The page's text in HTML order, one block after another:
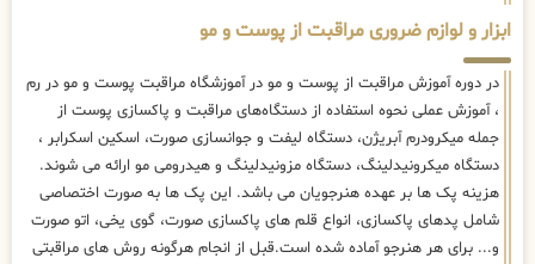
ابزار و لوازم ضروری مراقبت از پوست و مو
در دوره آموزش مراقبت از پوست و مو در آموزشگاه مراقبت پوست و مو در رم
، آموزش عملی نحوه استفاده از دستگاه‌های مراقبت و پاکسازی پوست از
جمله میکرودرم آبریژن، دستگاه لیفت و جوانسازی صورت، اسکین اسکرابر ،
دستگاه میکرونیدلینگ، دستگاه مزونیدلینگ و هیدرومی مو ارائه می شوند.
هزینه پک ها بر عهده هنرجویان می باشد. این پک ها به صورت اختصاصی
شامل پدهای پاکسازی، انواع قلم های پاکسازی صورت، گوی یخی، اتو صورت
و... برای هر هنرجو آماده شده است.قبل از انجام هرگونه روش های مراقبتی